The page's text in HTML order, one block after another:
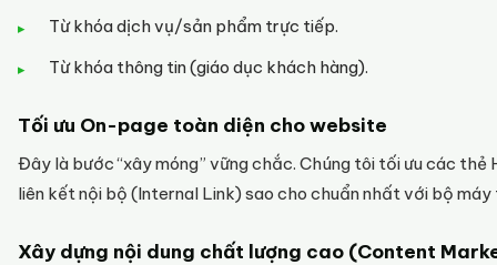
Từ khóa dịch vụ/sản phẩm trực tiếp.
Từ khóa thông tin (giáo dục khách hàng).
Tối ưu On-page toàn diện cho website
Đây là bước “xây móng” vững chắc. Chúng tôi tối ưu các
liên kết nội bộ (Internal Link) sao cho chuẩn nhất với bộ máy
Xây dựng nội dung chất lượng cao (Content